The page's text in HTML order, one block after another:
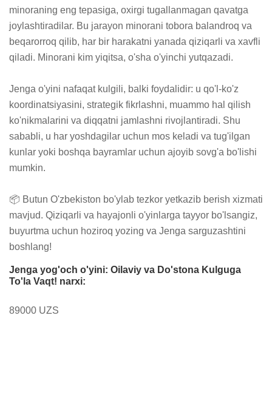
minoraning eng tepasiga, oxirgi tugallanmagan qavatga
joylashtiradilar. Bu jarayon minorani tobora balandroq va
beqarorroq qilib, har bir harakatni yanada qiziqarli va xavfli
qiladi. Minorani kim yiqitsa, o'sha o'yinchi yutqazadi.
Jenga o'yini nafaqat kulgili, balki foydalidir: u qo'l-ko'z
koordinatsiyasini, strategik fikrlashni, muammo hal qilish
ko'nikmalarini va diqqatni jamlashni rivojlantiradi. Shu
sababli, u har yoshdagilar uchun mos keladi va tug'ilgan
kunlar yoki boshqa bayramlar uchun ajoyib sovg'a bo'lishi
mumkin.
📦 Butun O'zbekiston bo'ylab tezkor yetkazib berish xizmati
mavjud. Qiziqarli va hayajonli o'yinlarga tayyor bo'lsangiz,
buyurtma uchun hoziroq yozing va Jenga sarguzashtini
boshlang!
Jenga yog'och o'yini: Oilaviy va Do'stona Kulguga
To'la Vaqt! narxi:
89000 UZS